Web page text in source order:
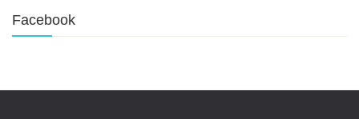
Facebook